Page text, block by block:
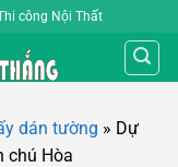
công Nội Thất
dán tường » Dự
chú Hòa